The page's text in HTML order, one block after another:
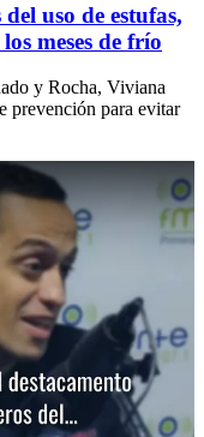
uso de estufas,
meses de frío
y Rocha, Viviana
prevención para evitar
orgullo y privilegio estar